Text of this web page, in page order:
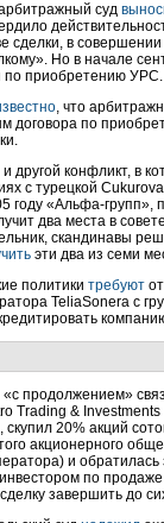
суд
сделки, в
Но в начале
по приобретению УРС.
, что
договора по
другой конфликт, в
с турецкой
году «Альфа-групп»,
два места в
скандинавы
эти два из семи
политики требуют
TeliaSonera с
«с продолжением»
Trading &
20% акций
акционерного
и
по продаже
завершить до